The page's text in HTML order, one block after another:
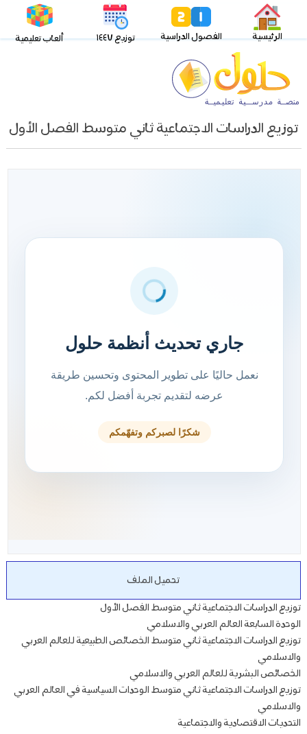
الرئيسية الفصول الدراسية توزيع ١٤٤٧ ألعاب تعليمية
توزيع الدراسات الاجتماعية ثاني متوسط الفصل الأول
تحميل الملف
توزيع الدراسات الاجتماعية ثاني متوسط الفصل الأول
الوحدة السابعة العالم العربي والاسلامي
توزيع الدراسات الاجتماعية ثاني متوسط الخصائص الطبيعية للعالم العربي
والاسلامي
الخصائص البشرية للعالم العربي والاسلامي
توزيع الدراسات الاجتماعية ثاني متوسط الوحدات السياسية في العالم العربي
والاسلامي
التحديات الاقتصادية والاجتماعية